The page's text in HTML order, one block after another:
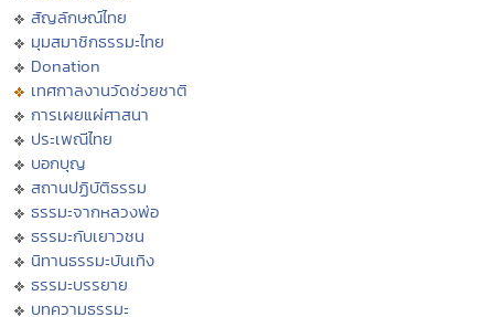
สัญลักษณ์ไทย
มุมสมาชิกธรรมะไทย
Donation
เทศกาลงานวัดช่วยชาติ
การเผยแผ่ศาสนา
ประเพณีไทย
บอกบุญ
สถานปฏิบัติธรรม
ธรรมะจากหลวงพ่อ
ธรรมะกับเยาวชน
นิทานธรรมะบันเทิง
ธรรมะบรรยาย
บทความธรรมะ